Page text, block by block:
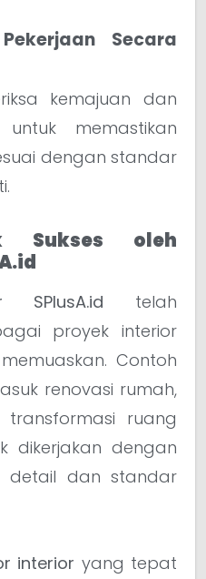
Secara
kemajuan dan
memastikan
dengan standar
Sukses oleh
SPlusA.id telah
proyek interior
Contoh
renovasi rumah,
ruang
dikerjakan dengan
detail dan standar
interior yang tepat